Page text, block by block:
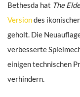
Bethesda hat The
Versiondes
geholt. Die
verbesserte
einigen technischen
verhindern.